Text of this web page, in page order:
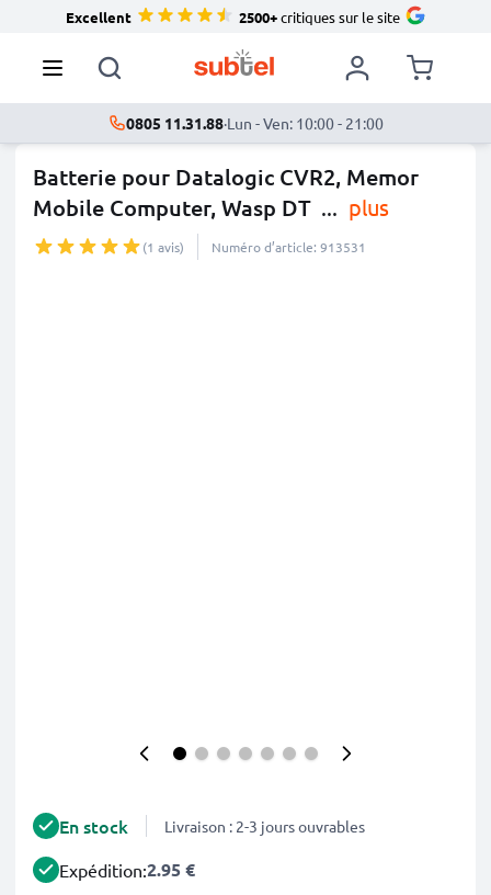
Excellent 2500+critiques sur le site
0805 11.31.88·Lun - Ven: 10:00 - 21:00
Batterie pour Datalogic CVR2, Memor
Mobile Computer, Wasp DT ... plus
(1 avis) Numéro d’article: 913531
En stock Livraison : 2-3 jours ouvrables
Expédition:2.95 €